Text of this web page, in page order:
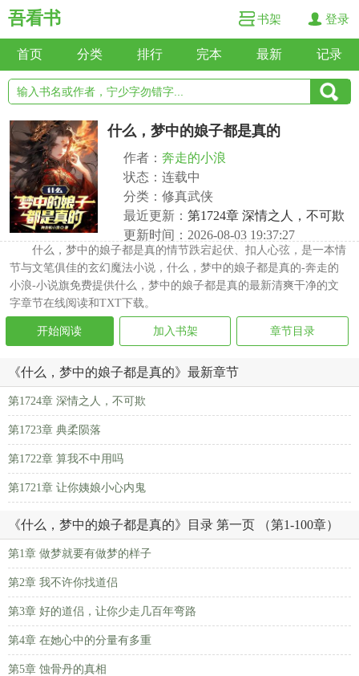
吾看书 书架 登录
首页 分类 排行 完本 最新 记录
什么，梦中的娘子都是真的
作者： 奔走的小浪
状态：连载中
分类：修真武侠
最近更新： 第1724章 深情之人，不可欺
更新时间：2026-08-03 19:37:27
什么，梦中的娘子都是真的情节跌宕起伏、扣人心弦，是一本情
节与文笔俱佳的玄幻魔法小说，什么，梦中的娘子都是真的-奔走的
小浪-小说旗免费提供什么，梦中的娘子都是真的最新清爽干净的文
字章节在线阅读和TXT下载。
开始阅读 加入书架 章节目录
《什么，梦中的娘子都是真的》最新章节
第1724章 深情之人，不可欺
第1723章 典柔陨落
第1722章 算我不中用吗
第1721章 让你姨娘小心内鬼
《什么，梦中的娘子都是真的》目录 第一页 （第1-100章）
第1章 做梦就要有做梦的样子
第2章 我不许你找道侣
第3章 好的道侣，让你少走几百年弯路
第4章 在她心中的分量有多重
第5章 蚀骨丹的真相